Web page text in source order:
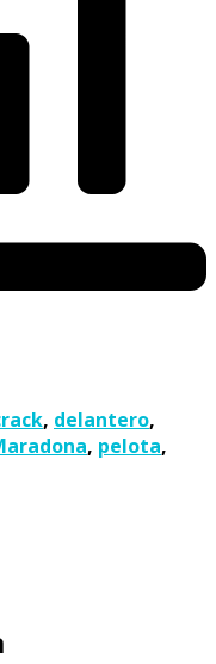
, delantero,
, pelota,